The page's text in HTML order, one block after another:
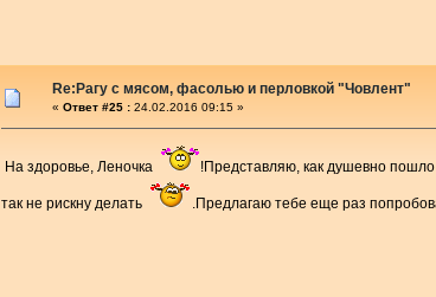
Re:Рагу с мясом, фасолью и перловкой "Човлент"
« Ответ #25 : 24.02.2016 09:15 »
На здоровье, Леночка !Представляю, как душевно
так не рискну делать .Предлагаю тебе еще раз